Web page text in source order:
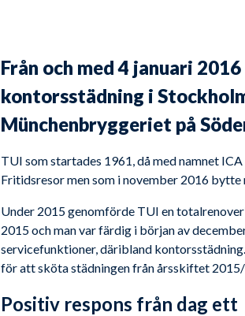
Från och med 4 januari
kontorsstädning i
Münchenbryggeriet på
TUI som startades 1961, då med namnet
Fritidsresor men som i november 2016 bytte
Under 2015 genomförde TUI en
2015 och man var färdig i början av
servicefunktioner, däribland
för att sköta städningen från årsskiftet
Positiv respons från dag ett